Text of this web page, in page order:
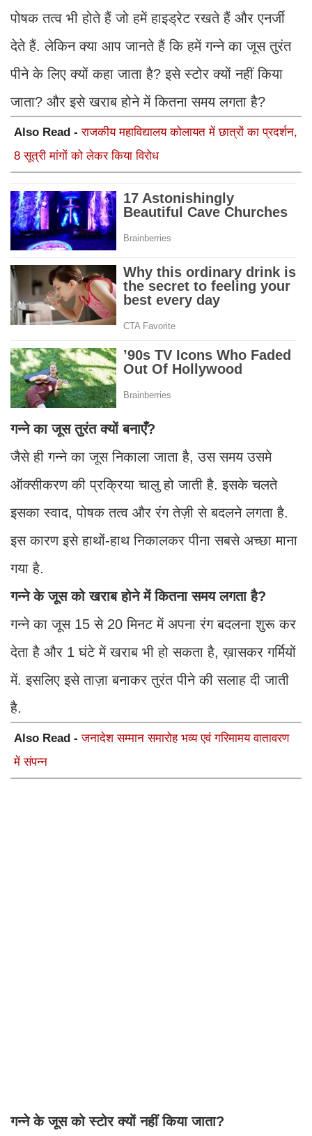
पोषक तत्व भी होते हैं जो हमें हाइड्रेट रखते हैं और एनर्जी
देते हैं. लेकिन क्या आप जानते हैं कि हमें गन्ने का जूस तुरंत
पीने के लिए क्यों कहा जाता है? इसे स्टोर क्यों नहीं किया
जाता? और इसे खराब होने में कितना समय लगता है?
Also Read -राजकीय महाविद्यालय कोलायत में छात्रों का प्रदर्शन,
8 सूत्री मांगों को लेकर किया विरोध
गन्ने का जूस तुरंत क्यों बनाएँ?
जैसे ही गन्ने का जूस निकाला जाता है, उस समय उसमे
ऑक्सीकरण की प्रक्रिया चालु हो जाती है. इसके चलते
इसका स्वाद, पोषक तत्व और रंग तेज़ी से बदलने लगता है.
इस कारण इसे हाथों-हाथ निकालकर पीना सबसे अच्छा माना
गया है.
गन्ने के जूस को खराब होने में कितना समय लगता है?
गन्ने का जूस 15 से 20 मिनट में अपना रंग बदलना शुरू कर
देता है और 1 घंटे में खराब भी हो सकता है, ख़ासकर गर्मियों
में. इसलिए इसे ताज़ा बनाकर तुरंत पीने की सलाह दी जाती
है.
Also Read -जनादेश सम्मान समारोह भव्य एवं गरिमामय वातावरण
में संपन्न
गन्ने के जूस को स्टोर क्यों नहीं किया जाता?